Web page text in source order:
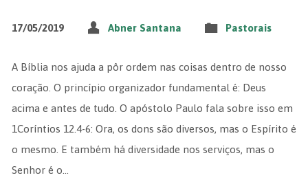
17/05/2019 Abner Santana Pastorais
A Bíblia nos ajuda a pôr ordem nas coisas dentro de nosso
coração. O princípio organizador fundamental é: Deus
acima e antes de tudo. O apóstolo Paulo fala sobre isso em
1Coríntios 12.4-6: Ora, os dons são diversos, mas o Espírito é
o mesmo. E também há diversidade nos serviços, mas o
Senhor é o…